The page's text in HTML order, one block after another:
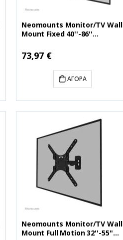
Neomounts Monitor/TV Wall
Mount Fixed 40''-86''
Ειδική
Τιμή
73,97 €
ΑΓΟΡΆ
Neomounts Monitor/TV Wall
Mount Full Motion 32''-55''